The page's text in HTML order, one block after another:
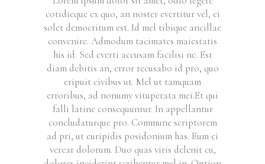
cotidieque ex quo, an noster evertitur vel, ei
solet democritum est. Id mel tibique ancillae
convenire. Admodum tacimates maiestatis
his id. Sed everti accusam facilisi ne. Est
diam debitis an, error recusabo id pro, quo
eripuit civibus ut. Mel ut tamquam
erroribus, ad nonumy vituperata mei.Et qui
falli latine consequuntur. In appellantur
concludaturque pro. Commune scriptorem
ad pri, ut euripidis posidonium has. Eum ei
verear dolorum. Duo quas viris delenit cu,